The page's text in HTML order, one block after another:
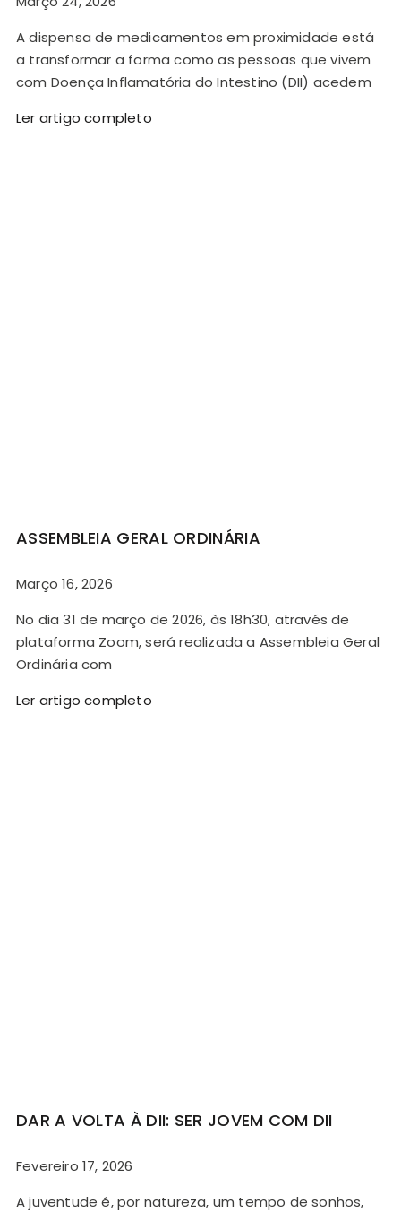
A dispensa de medicamentos em proximidade está
a transformar a forma como as pessoas que vivem
com Doença Inflamatória do Intestino (DII) acedem
Ler artigo completo
ASSEMBLEIA GERAL ORDINÁRIA
Março 16, 2026
No dia 31 de março de 2026, às 18h30, através de
plataforma Zoom, será realizada a Assembleia Geral
Ordinária com
Ler artigo completo
DAR A VOLTA À DII: SER JOVEM COM DII
Fevereiro 17, 2026
A juventude é, por natureza, um tempo de sonhos,